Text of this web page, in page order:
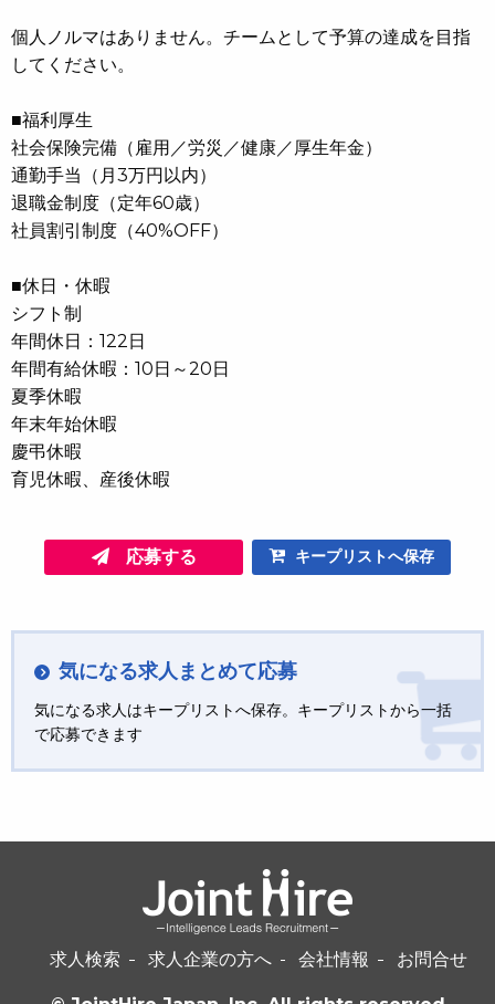
個人ノルマはありません。チームとして予算の達成を目指
してください。
■福利厚生
社会保険完備（雇用／労災／健康／厚生年金）
通勤手当（月3万円以内）
退職金制度（定年60歳）
社員割引制度（40%OFF）
■休日・休暇
シフト制
年間休日：122日
年間有給休暇：10日～20日
夏季休暇
年末年始休暇
慶弔休暇
育児休暇、産後休暇
応募する キープリストへ保存
気になる求人まとめて応募
気になる求人はキープリストへ保存。キープリストから一括
で応募できます
求人検索 求人企業の方へ 会社情報 お問合せ